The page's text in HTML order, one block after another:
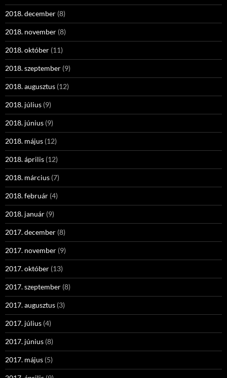
2018. december (8)
2018. november (8)
2018. október (11)
2018. szeptember (9)
2018. augusztus (12)
2018. július (9)
2018. június (9)
2018. május (12)
2018. április (12)
2018. március (7)
2018. február (4)
2018. január (9)
2017. december (8)
2017. november (9)
2017. október (13)
2017. szeptember (8)
2017. augusztus (3)
2017. július (4)
2017. június (8)
2017. május (5)